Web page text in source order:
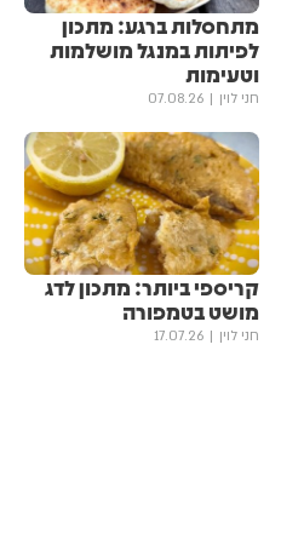
מתחסלות ברגע: מתכון
לפיתות במנגל מושלמות
וטעימות
חני לוין 07.08.26
קריספי ביותר: מתכון לדג
מושט בטמפורה
חני לוין 17.07.26